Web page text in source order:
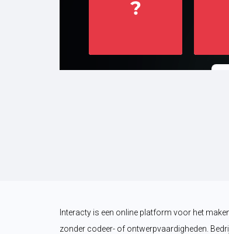
Interacty is een online platform voor het
zonder codeer- of ontwerpvaardigheden.